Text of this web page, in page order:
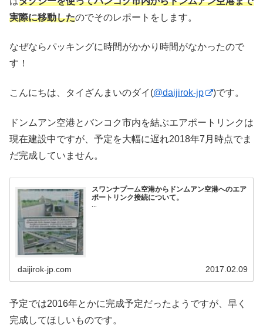
実際に移動したのでそのレポートをします。
なぜならパッキングに時間がかかり時間がなかったので
す！
こんにちは、タイざんまいのダイ(@daijirok-jp )です。
ドンムアン空港とバンコク市内を結ぶエアポートリンクは
現在建設中ですが、予定を大幅に遅れ2018年7月時点でま
だ完成していません。
スワンナプーム空港からドンムアン空港へのエア
ポートリンク接続について。
daijirok-jp.com 2017.02.09
予定では2016年とかに完成予定だったようですが、早く
完成してほしいものです。